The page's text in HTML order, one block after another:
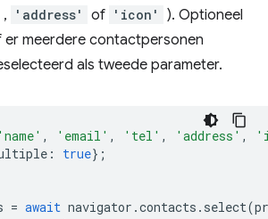
, 'address' of 'icon'
). Optioneel
meerdere contactpersonen
als tweede parameter.
'name' , 'email' , 'tel' , 'address' ,
: true};
= await navigator .contacts . select(